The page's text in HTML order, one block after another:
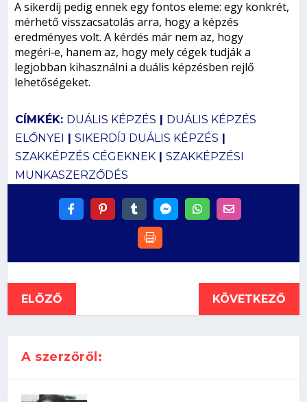
A sikerdíj pedig ennek egy fontos eleme: egy konkrét,
mérhető visszacsatolás arra, hogy a képzés
eredményes volt. A kérdés már nem az, hogy
megéri‑e, hanem az, hogy mely cégek tudják a
legjobban kihasználni a duális képzésben rejlő
lehetőségeket.
CÍMKÉK: DUÁLIS KÉPZÉS
DUÁLIS KÉPZÉS
ELŐNYEI
SIKERDÍJ DUÁLIS KÉPZÉS
SZAKKÉPZÉS CÉGEKNEK| SZAKKÉPZÉSI
MUNKASZERZŐDÉS
ELŐZŐ KÖVETKEZŐ
A szerzőről: